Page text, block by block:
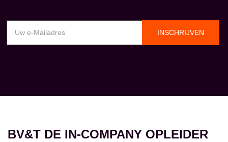
INSCHRIJVEN
BV&T DE IN-COMPANY OPLEIDER